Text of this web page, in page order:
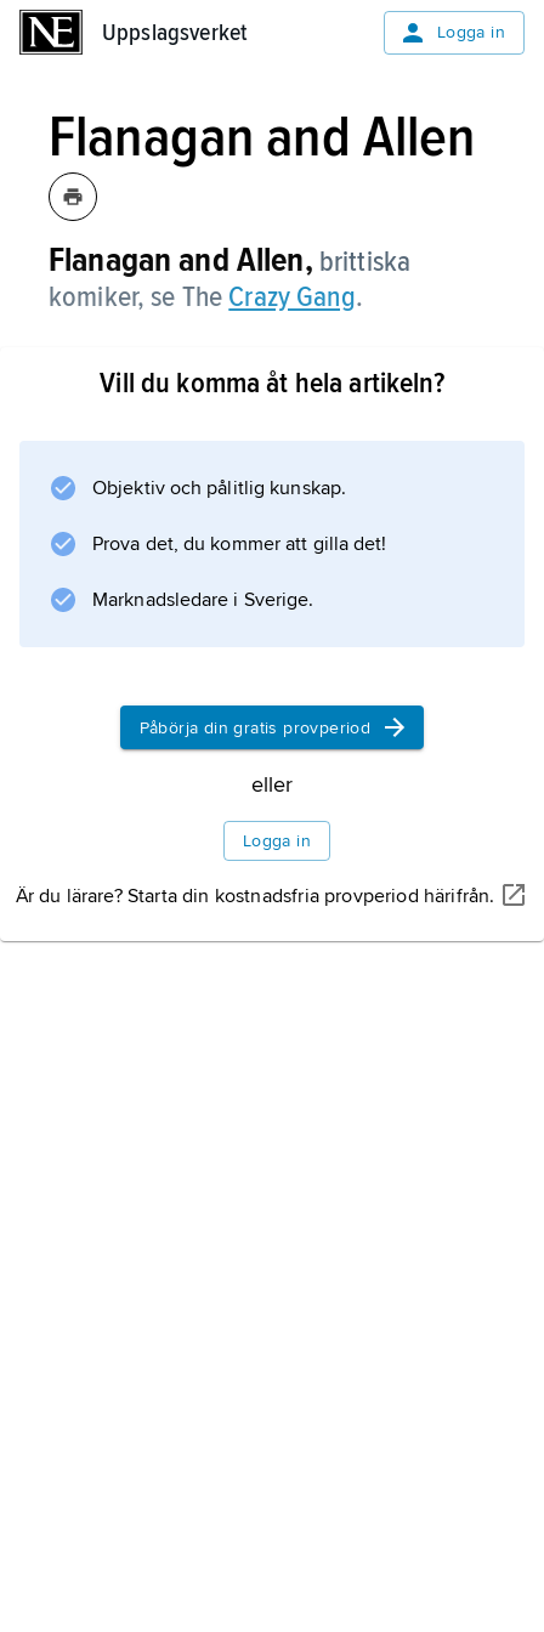
Uppslagsverket Logga in
Flanagan and Allen
Flanagan and Allen, brittiska
komiker, se The Crazy Gang.
Vill du komma åt hela artikeln?
Objektiv och pålitlig kunskap.
Prova det, du kommer att gilla det!
Marknadsledare i Sverige.
Påbörja din gratis provperiod
eller
Logga in
Är du lärare? Starta din kostnadsfria provperiod härifrån.